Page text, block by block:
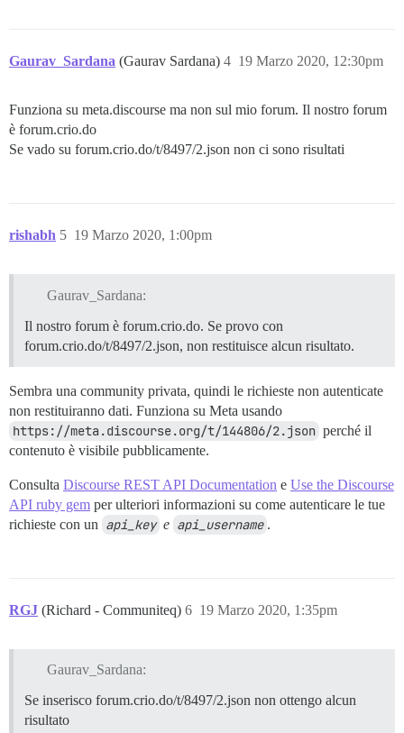
Gaurav_Sardana (Gaurav Sardana) 19 Marzo 2020, 12:30pm
4
Funziona su meta.discourse ma non sul mio forum. Il nostro forum
è forum.crio.do
Se vado su forum.crio.do/t/8497/2.json non ci sono risultati
rishabh 19 Marzo 2020, 1:00pm
5
Gaurav_Sardana:
Il nostro forum è forum.crio.do. Se provo con
forum.crio.do/t/8497/2.json, non restituisce alcun risultato.
Sembra una community privata, quindi le richieste non autenticate
non restituiranno dati. Funziona su Meta usando
https://meta.discourse.org/t/144806/2.json perché il
contenuto è visibile pubblicamente.
Consulta Discourse REST API Documentation e Use the Discourse
API ruby gem per ulteriori informazioni su come autenticare le tue
richieste con un api_key e api_username .
RGJ (Richard - Communiteq) 19 Marzo 2020, 1:35pm
6
Gaurav_Sardana:
Se inserisco forum.crio.do/t/8497/2.json non ottengo alcun
risultato